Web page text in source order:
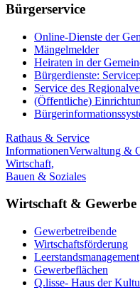
Bürgerservice
Online-Dienste der
Mängelmelder
Heiraten in der
Bürgerdienste:
Service des
(Öffentliche)
Rathaus & Service
InformationenVerwaltung &
Wirtschaft,
Bauen & Soziales
Wirtschaft & Gewerbe
Gewerbetreibende
Wirtschaftsförderung
Leerstandsmanagement
Gewerbeflächen
Q.lisse- Haus der